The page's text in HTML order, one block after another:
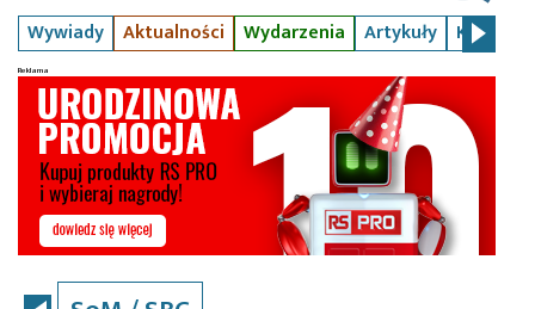
Wywiady Aktualności Wydarzenia Artykuły Kursy